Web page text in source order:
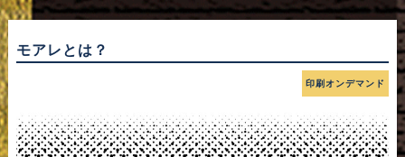
モアレとは？
印刷オンデマンド